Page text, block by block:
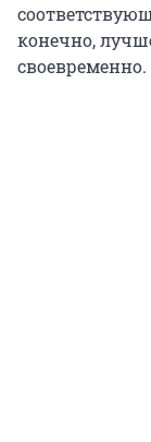
конечно,